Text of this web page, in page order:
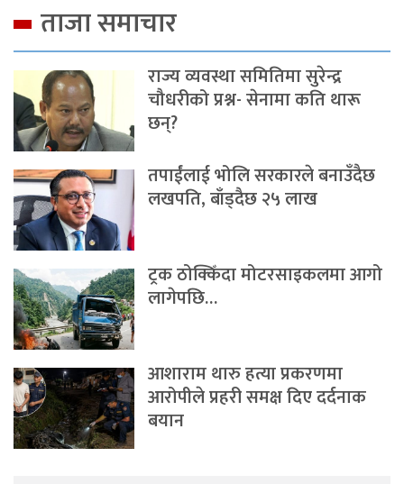
ताजा समाचार
राज्य व्यवस्था समितिमा सुरेन्द्र
चौधरीको प्रश्न- सेनामा कति थारू
छन्?
तपाईंलाई भोलि सरकारले बनाउँदैछ
लखपति, बाँड्दैछ २५ लाख
ट्रक ठोक्किँदा मोटरसाइकलमा आगो
लागेपछि…
आशाराम थारु हत्या प्रकरणमा
आरोपीले प्रहरी समक्ष दिए दर्दनाक
बयान